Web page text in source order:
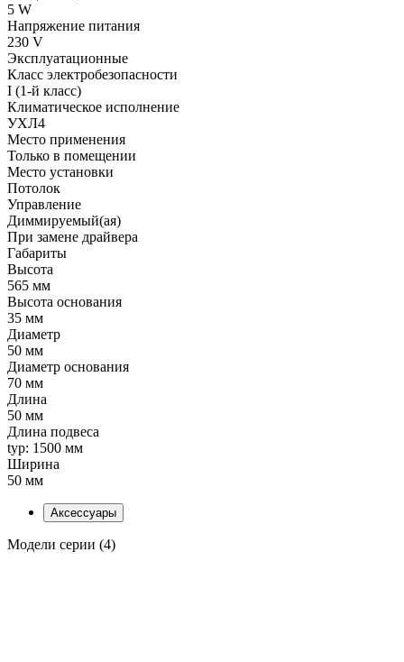
5 W
Напряжение питания
230 V
Эксплуатационные
Класс электробезопасности
I (1-й класс)
Климатическое исполнение
УХЛ4
Место применения
Только в помещении
Место установки
Потолок
Управление
Диммируемый(ая)
При замене драйвера
Габариты
Высота
565 мм
Высота основания
35 мм
Диаметр
50 мм
Диаметр основания
70 мм
Длина
50 мм
Длина подвеса
typ: 1500 мм
Ширина
50 мм
Аксессуары
Модели серии (4)